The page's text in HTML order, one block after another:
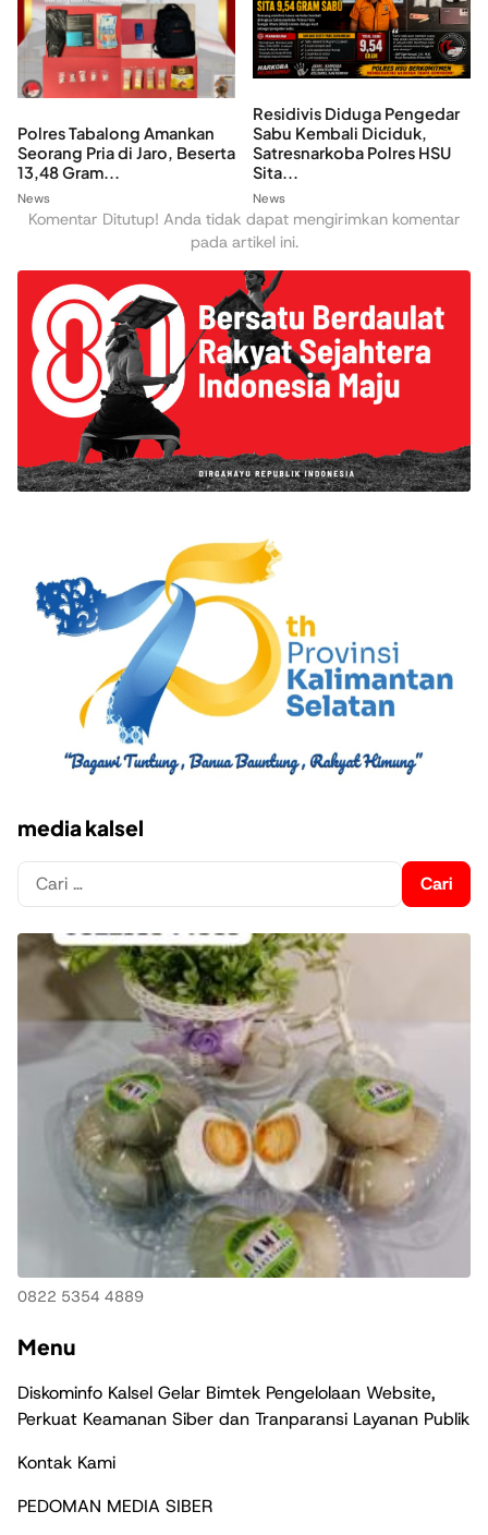
Polres Tabalong Amankan
Seorang Pria di Jaro, Beserta
13,48 Gram...
News
Residivis Diduga Pengedar
Sabu Kembali Diciduk,
Satresnarkoba Polres HSU
Sita...
News
Komentar Ditutup! Anda tidak dapat mengirimkan komentar
pada artikel ini.
media kalsel
Cari
untuk:
0822 5354 4889
Menu
Diskominfo Kalsel Gelar Bimtek Pengelolaan Website,
Perkuat Keamanan Siber dan Tranparansi Layanan Publik
Kontak Kami
PEDOMAN MEDIA SIBER